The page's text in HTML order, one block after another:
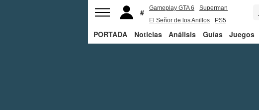
Gameplay GTA 6
Superman
El Señor de los Anillos
PS5
PORTADA Noticias Análisis Guías Juegos